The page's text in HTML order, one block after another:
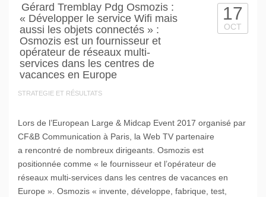
Gérard Tremblay Pdg Osmozis :
« Développer le service Wifi mais
aussi les objets connectés » :
Osmozis est un fournisseur et
opérateur de réseaux multi-
services dans les centres de
vacances en Europe
STRATEGIE ET RÉSULTATS
17
OCT
Lors de l’European Large & Midcap Event 2017 organisé par
CF&B Communication à Paris, la Web TV partenaire
a rencontré de nombreux dirigeants. Osmozis est
positionnée comme « le fournisseur et l’opérateur de
réseaux multi-services dans les centres de vacances en
Europe ». Osmozis « invente, développe, fabrique, test,